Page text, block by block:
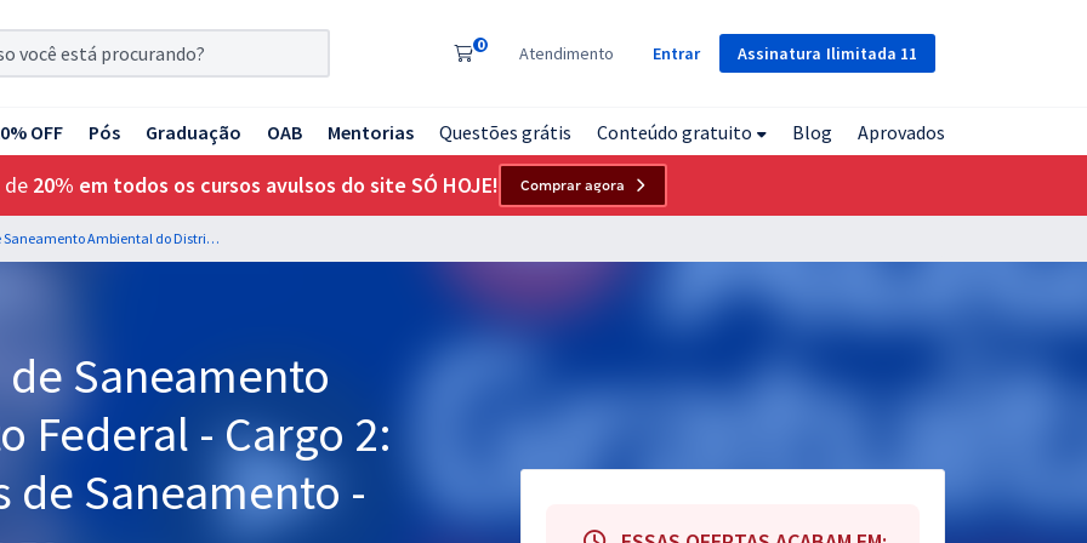
Assinatura Ilimitada 11
0 Atendimento Entrar
OFF Pós Graduação OAB Mentorias Questões grátis Conteúdo gratuito Blog Aprovados
de 20% em todos os cursos avulsos do site SÓ HOJE! Comprar agora
CAESB - Companhia de Saneamento Ambiental do Distrito Federal - Cargo 2: Analista de Sistemas de Saneamento - Especialidade: Biólogo
de Saneamento
Federal - Cargo 2:
de Saneamento -